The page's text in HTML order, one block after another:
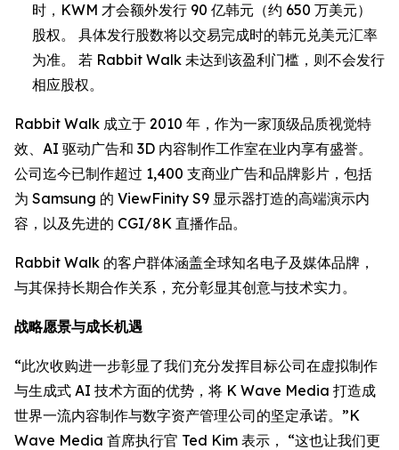
时，KWM 才会额外发行 90 亿韩元（约 650 万美元）
股权。 具体发行股数将以交易完成时的韩元兑美元汇率
为准。 若 Rabbit Walk 未达到该盈利门槛，则不会发行
相应股权。
Rabbit Walk 成立于 2010 年，作为一家顶级品质视觉特
效、AI 驱动广告和 3D 内容制作工作室在业内享有盛誉。
公司迄今已制作超过 1,400 支商业广告和品牌影片，包括
为 Samsung 的 ViewFinity S9 显示器打造的高端演示内
容，以及先进的 CGI/8K 直播作品。
Rabbit Walk 的客户群体涵盖全球知名电子及媒体品牌，
与其保持长期合作关系，充分彰显其创意与技术实力。
战略愿景与成长机遇
“此次收购进一步彰显了我们充分发挥目标公司在虚拟制作
与生成式 AI 技术方面的优势，将 K Wave Media 打造成
世界一流内容制作与数字资产管理公司的坚定承诺。”K
Wave Media 首席执行官 Ted Kim 表示， “这也让我们更